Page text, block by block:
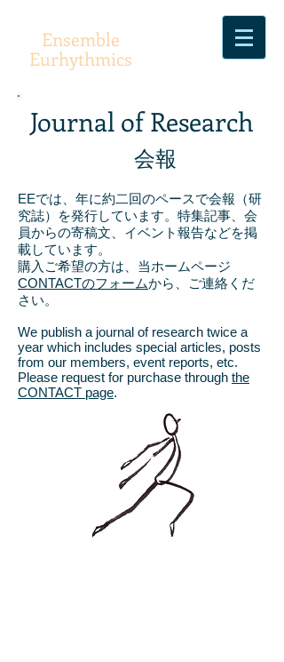
Ensemble
Eurhythmics
Journal of Research
会報
EEでは、年に約二回のペースで会報（研
究誌）を発行しています。特集記事、会
員からの寄稿文、イベント報告などを掲
載しています。
購入ご希望の方は、 当ホームページ
CONTACTのフォームから、ご連絡くだ
さい。
We publish a journal of research twice a
year which includes special articles, posts
from our members, event reports, etc.
Please request for purchase through the
CONTACT page.